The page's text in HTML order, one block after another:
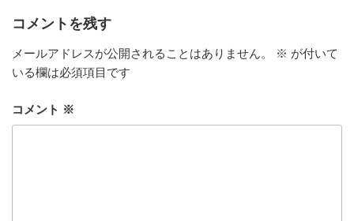
コメントを残す
メールアドレスが公開されることはありません。 ※ が付いて
いる欄は必須項目です
コメント ※